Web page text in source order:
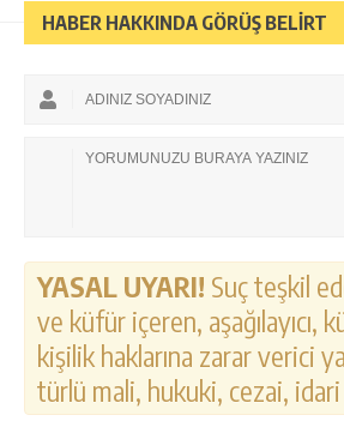
HABER HAKKINDA GÖRÜŞ BELİRT
YASAL UYARI! Suç teşkil
ve küfür içeren, aşağılayıcı,
kişilik haklarına zarar verici
türlü mali, hukuki, cezai,